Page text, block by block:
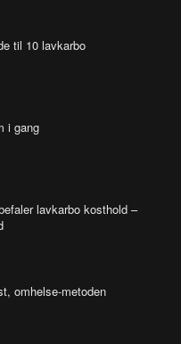
til 10 lavkarbo
i gang
lavkarbo kosthold –
omhelse-metoden